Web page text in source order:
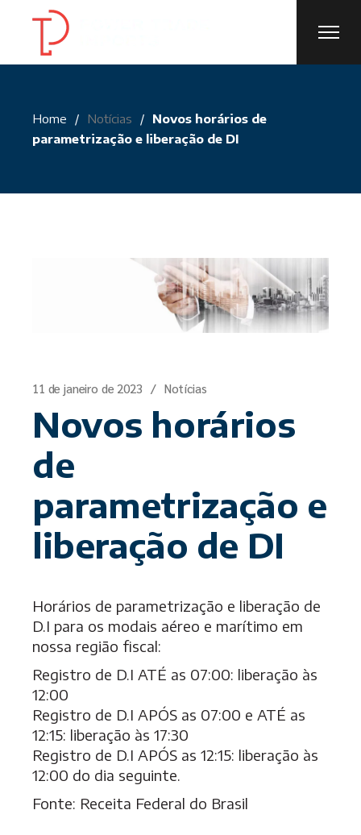
content
Home Notícias
Novos horários de
parametrização e liberação de DI
11 de janeiro de 2023 Notícias
Novos horários
de
parametrização e
liberação de DI
Horários de parametrização e liberação de
D.I para os modais aéreo e marítimo em
nossa região fiscal:
Registro de D.I ATÉ as 07:00: liberação às
12:00
Registro de D.I APÓS as 07:00 e ATÉ as
12:15: liberação às 17:30
Registro de D.I APÓS as 12:15: liberação às
12:00 do dia seguinte.
Fonte: Receita Federal do Brasil